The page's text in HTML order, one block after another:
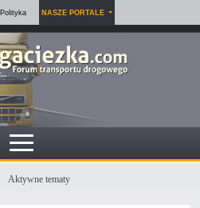
Polityka NASZE PORTALE
Aktywne tematy